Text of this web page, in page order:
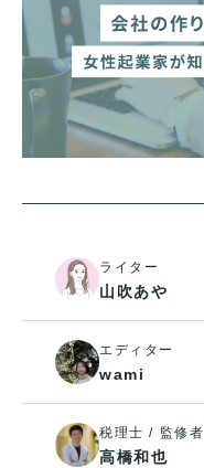
ライター
山吹あや
エディター
wami
税理士 / 監修者
高橋和也